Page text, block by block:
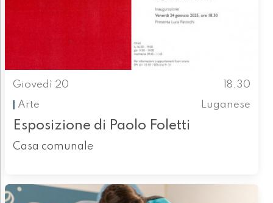
Giovedì 20
18.30
Arte
Luganese
Esposizione di Paolo Foletti
Casa comunale